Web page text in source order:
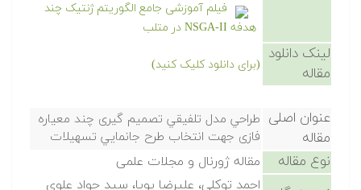
فیلم آموزشی جامع الگوریتم ژنتیک چند
هدفه NSGA-II در متلب
لینک دانلود
مقاله
(برای دانلود کلیک کنید)
عنوان اصلی
مقاله
طراحي‌ مدل‌ تلفیقي ‌تصمیم گیری‌ چند‌ معیاره
‌فازی‌ جهت انتخاب طرح‌ جانمايي ‌تسهیلات
نوع مقاله مقاله ژورنال و مجلات علمی
احمد‌ توکلي، علیرضا ‌پويا، سید‌ جواد‌ علوی‌